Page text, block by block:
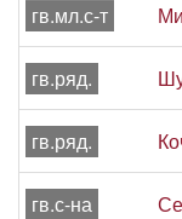
гв.мл.с-т
гв.ряд.
гв.ряд.
гв.с-на